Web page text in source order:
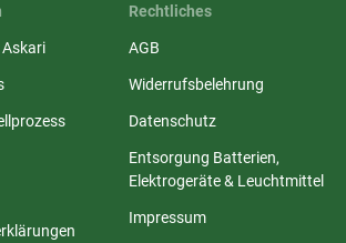
Askari
Rechtliches
AGB
Widerrufsbelehrung
Datenschutz
Entsorgung Batterien,
Elektrogeräte & Leuchtmittel
Impressum